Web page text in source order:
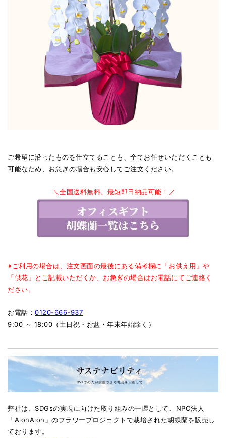
ご希望に沿ったものを仕立てることも、全てお任せいただくことも
可能なため、お急ぎの場合も安心してご注文ください。
＼全国送料無料、最短即日納品可能！／
※ご利用の場合は、注文画面の最後にある備考欄に「お供え用」や
「供花」とご記載いただくか、お急ぎの場合はお電話にてご連絡く
ださい。
お電話：0120-666-937
9:00 ～ 18:00（土日祝・お盆・年末年始除く）
弊社は、SDGsの実現に向けた取り組みの一環として、NPO法人
「AlonAlon」のフラワープロジェクトで栽培された胡蝶蘭を販売し
ております。